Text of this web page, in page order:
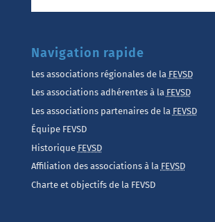
Navigation rapide
Les associations régionales de la FEVSD
Les associations adhérentes à la FEVSD
Les associations partenaires de la FEVSD
Équipe FEVSD
Historique FEVSD
Affiliation des associations à la FEVSD
Charte et objectifs de la FEVSD